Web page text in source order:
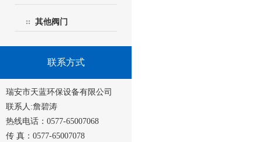
其他阀门
联系方式
瑞安市天蓝环保设备有限公司
联系人:詹碧涛
热线电话：0577-65007068
传 真：0577-65007078